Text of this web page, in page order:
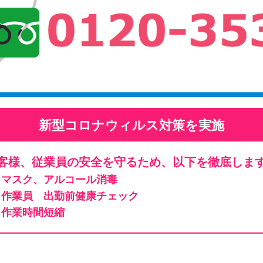
新型コロナウィルス対策を実施
様、従業員の安全を守るため、以下を徹底しま
マスク、アルコール消毒
作業員 出勤前健康チェック
作業時間短縮